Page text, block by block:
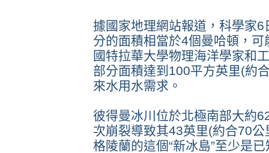
據國家地理網站報道，科學家
分的面積相當於4個曼哈頓，
國特拉華大學物理海洋學家和
部分面積達到100平方英里(約
來水用水需求。
彼得曼冰川位於北極南部大約
次崩裂導致其43英里(約合70
格陵蘭的這個“新冰島”至少是